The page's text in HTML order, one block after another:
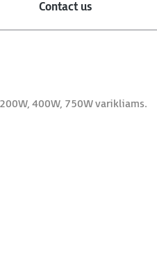
Contact us
400W, 750W varikliams.